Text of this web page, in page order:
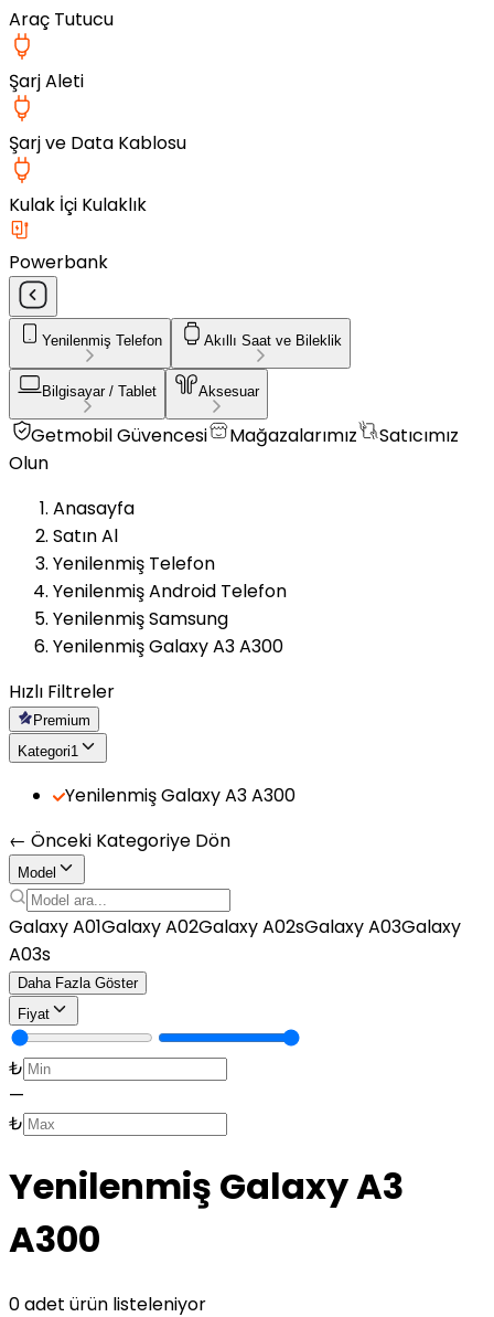
Araç Tutucu
Şarj Aleti
Şarj ve Data Kablosu
Kulak İçi Kulaklık
Powerbank
Yenilenmiş Telefon Akıllı Saat ve Bileklik
Bilgisayar / Tablet Aksesuar
Getmobil Güvencesi Mağazalarımız
Satıcımız
Olun
Anasayfa
Satın Al
Yenilenmiş Telefon
Yenilenmiş Android Telefon
Yenilenmiş Samsung
Yenilenmiş Galaxy A3 A300
Hızlı Filtreler
Premium
Kategori1
Yenilenmiş Galaxy A3 A300
← Önceki Kategoriye Dön
Model
Galaxy A01Galaxy A02Galaxy A02sGalaxy A03Galaxy
A03s
Daha Fazla Göster
Fiyat
₺
—
₺
Yenilenmiş Galaxy A3
A300
0 adet ürün listeleniyor